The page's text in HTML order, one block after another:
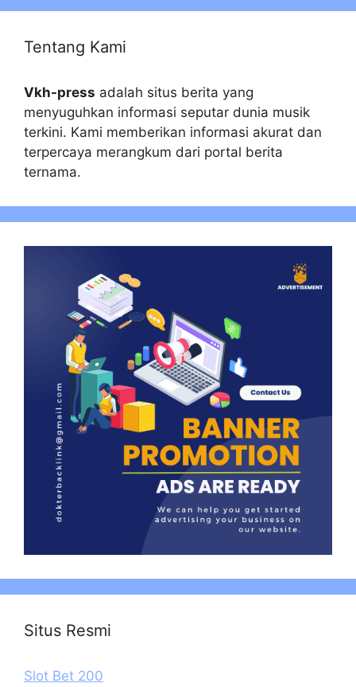
Tentang Kami
Vkh-press adalah situs berita yang
menyuguhkan informasi seputar dunia musik
terkini. Kami memberikan informasi akurat dan
terpercaya merangkum dari portal berita
ternama.
Situs Resmi
Slot Bet 200